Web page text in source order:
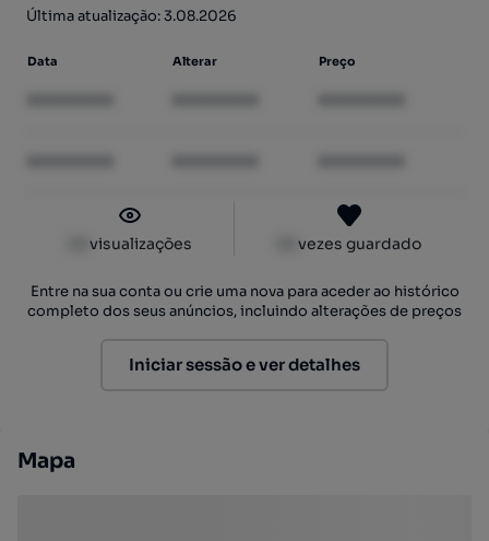
Última atualização: 3.08.2026
Data Alterar Preço
visualizações vezes guardado
Entre na sua conta ou crie uma nova para aceder ao histórico
completo dos seus anúncios, incluindo alterações de preços
Iniciar sessão e ver detalhes
Mapa